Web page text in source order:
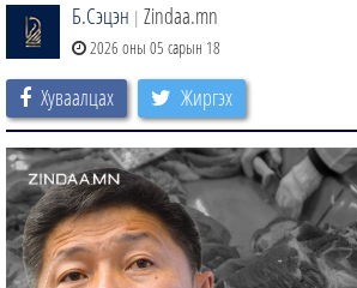
Б.Сэцэн | Zindaa.mn
2026 оны 05 сарын 18
Хуваалцах Жиргэх